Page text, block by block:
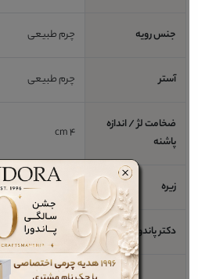
جنس رویه چرم طبیعی
آستر چرم طبیعی
ضخامت لژ / اندازه
پاشنه
زیره tpu
دکتر پاندورا خیر